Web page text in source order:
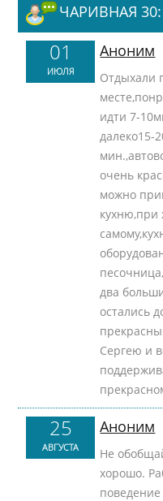
ЧАРИВНАЯ
01
ИЮЛЯ
Аноним
Отдыхали
идти 7-
далеко15-
очень
можно
кухню,при
два
остались
Сергею и
25
АВГУСТА
Аноним
Не
хорошо.
поведение